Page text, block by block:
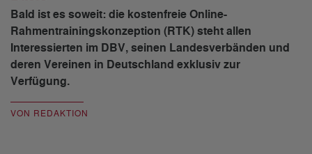
Bald ist es soweit: die kostenfreie Online-
Rahmentrainingskonzeption (RTK) steht allen
Interessierten im DBV, seinen Landesverbänden und
deren Vereinen in Deutschland exklusiv zur
Verfügung.
VON REDAKTION